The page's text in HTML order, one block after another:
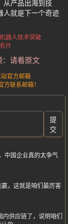
从产品出海到技
人就是下一个奇迹
器人技术突破
片
：请看原文
官方邮箱
联系邮箱！
提
交
中国企业真的太争气
，这就是咱们最厉害
供应链了，说明咱们